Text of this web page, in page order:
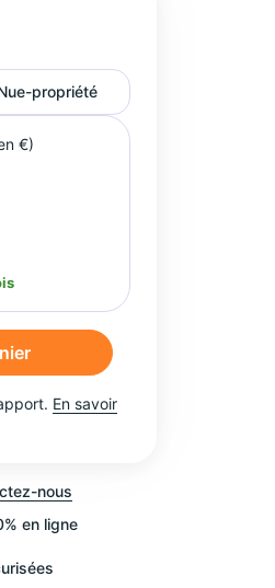
propriété
€)
En savoir
nous
en ligne